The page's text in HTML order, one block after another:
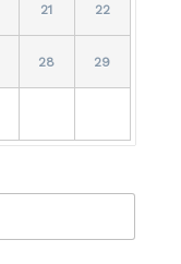
21 22
28 29